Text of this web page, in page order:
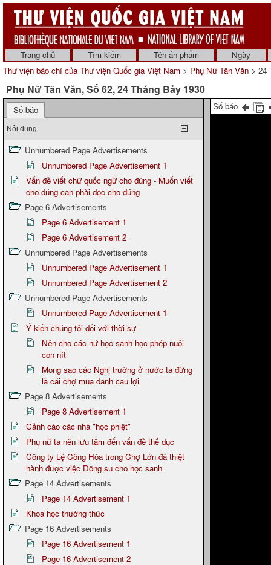
Trang chủ Tìm kiếm Tên ấn phẩm
Ngày
Thư viện báo chí của Thư viện Quốc gia Việt Nam > Phụ Nữ Tân Văn > 24
Phụ Nữ Tân Văn, Số 62, 24 Tháng Bảy 1930
Số báo
Nội dung
Unnumbered Page Advertisements
Unnumbered Page Advertisement 1
Vấn đề viết chữ quốc ngữ cho đúng - Muốn viết
cho đúng cần phải đọc cho đúng
Page 6 Advertisements
Page 6 Advertisement 1
Page 6 Advertisement 2
Unnumbered Page Advertisements
Unnumbered Page Advertisement 1
Unnumbered Page Advertisement 2
Unnumbered Page Advertisements
Unnumbered Page Advertisement 1
Ý kiến chúng tôi đối với thời sự
Nên cho các nứ học sanh học phép nuôi
con nít
Mong sao các Nghị trường ở nước ta đừng
là cái chợ mua danh cầu lợi
Page 8 Advertisements
Page 8 Advertisement 1
Cảnh cáo các nhà "học phiệt"
Phụ nữ ta nên lưu tâm đến vấn đề thể dục
Công ty Lệ Công Hòa trong Chợ Lớn đã thiệt
hành được việc Đồng su cho học sanh
Page 14 Advertisements
Page 14 Advertisement 1
Khoa học thường thức
Page 16 Advertisements
Page 16 Advertisement 1
Page 16 Advertisement 2
Số báo